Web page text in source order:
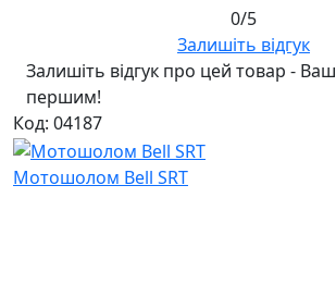
0/5
Залишіть відгук
Залишіть відгук про цей товар - Ваш
першим!
Код: 04187
Мотошолом Bell SRT